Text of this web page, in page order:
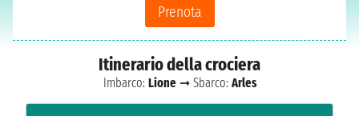
Prenota
Itinerario della crociera
Imbarco: Lione➞ Sbarco: Arles